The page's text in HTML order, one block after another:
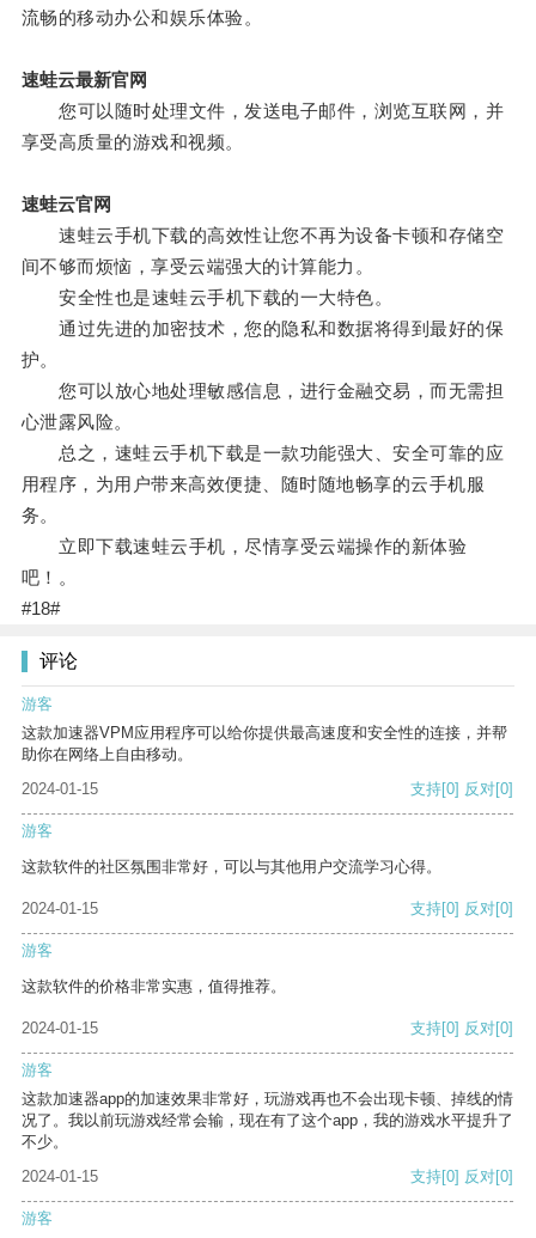
流畅的移动办公和娱乐体验。
速蛙云最新官网
您可以随时处理文件，发送电子邮件，浏览互联网，并
享受高质量的游戏和视频。
速蛙云官网
速蛙云手机下载的高效性让您不再为设备卡顿和存储空
间不够而烦恼，享受云端强大的计算能力。
安全性也是速蛙云手机下载的一大特色。
通过先进的加密技术，您的隐私和数据将得到最好的保
护。
您可以放心地处理敏感信息，进行金融交易，而无需担
心泄露风险。
总之，速蛙云手机下载是一款功能强大、安全可靠的应
用程序，为用户带来高效便捷、随时随地畅享的云手机服
务。
立即下载速蛙云手机，尽情享受云端操作的新体验
吧！。
#18#
评论
游客
这款加速器VPM应用程序可以给你提供最高速度和安全性的连接，并帮
助你在网络上自由移动。
2024-01-15
支持[0] 反对[0]
游客
这款软件的社区氛围非常好，可以与其他用户交流学习心得。
2024-01-15 支持[0] 反对[0]
游客
这款软件的价格非常实惠，值得推荐。
2024-01-15 支持[0] 反对[0]
游客
这款加速器app的加速效果非常好，玩游戏再也不会出现卡顿、掉线的情
况了。我以前玩游戏经常会输，现在有了这个app，我的游戏水平提升了
不少。
2024-01-15
支持[0] 反对[0]
游客